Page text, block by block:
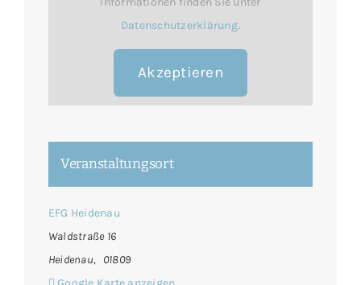
Veranstaltungsort
EFG Heidenau
Waldstraße 16
Heidenau, 01809
Datenschutzerklärung.
Akzeptieren